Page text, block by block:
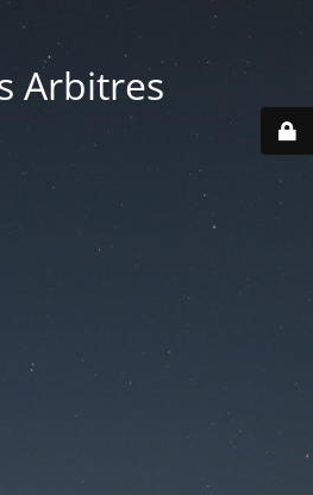
Arbitres